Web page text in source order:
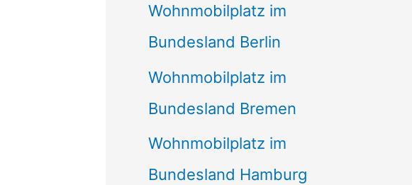
Wohnmobilplatz im
Bundesland Berlin
Wohnmobilplatz im
Bundesland Bremen
Wohnmobilplatz im
Bundesland Hamburg